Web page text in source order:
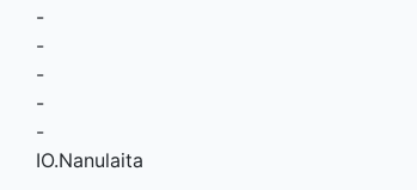
-
-
-
-
-
IO.Nanulaita